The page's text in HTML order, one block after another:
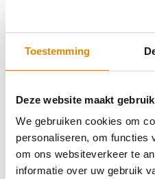
Toestemming
Deze website maakt
We gebruiken cookies om
personaliseren, om functies
om ons websiteverkeer te
informatie over uw gebruik
Veelgestelde vragen
Bereken uw keukenblad
Terug naar productaanbod
Outlet